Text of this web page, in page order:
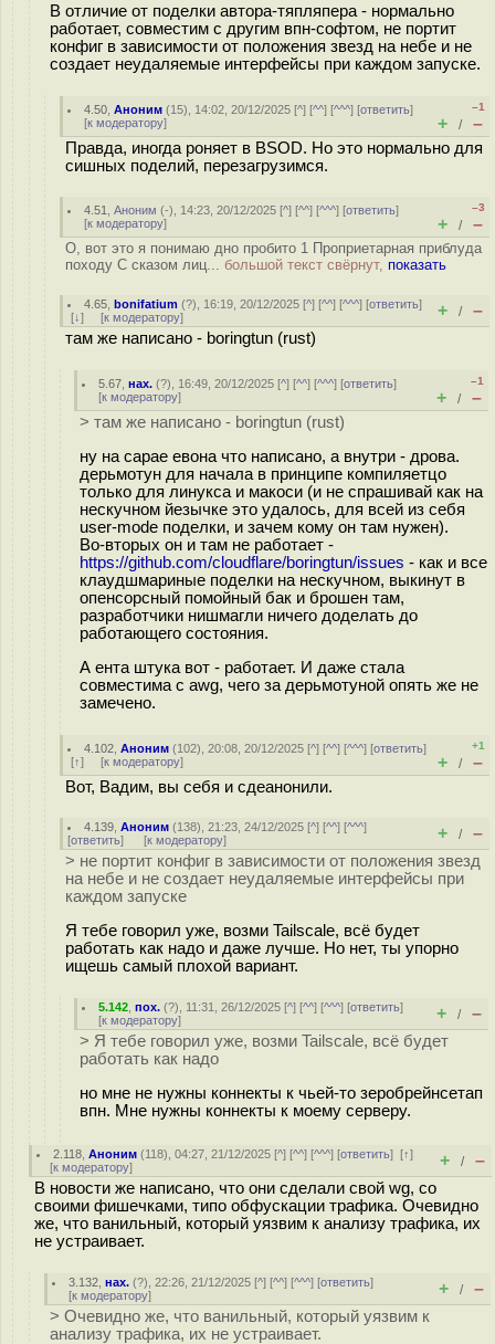
В отличие от поделки автора-тяпляпера - нормально
работает, совместим с другим впн-софтом, не портит
конфиг в зависимости от положения звезд на небе и не
создает неудаляемые интерфейсы при каждом запуске.
4.50 ,Аноним (15), 14:02, 20/12/2025 [^] [^^] [^^^] [ответить]
[к модератору]
–1
+ / –
Правда, иногда роняет в BSOD. Но это нормально для
сишных поделий, перезагрузимся.
4.51 ,Аноним (-), 14:23, 20/12/2025 [^] [^^] [^^^] [ответить]
[к модератору]
–3
+ / –
О, вот это я понимаю дно пробито 1 Проприетарная приблуда
походу С сказом лиц... большой текст свёрнут, показать
4.65 ,bonifatium (?), 16:19, 20/12/2025 [^] [^^] [^^^] [ответить]
[↓] [к модератору] + / –
там же написано - boringtun (rust)
5.67 ,нах. (?), 16:49, 20/12/2025 [^] [^^] [^^^] [ответить]
[к модератору]
–1
+ / –
> там же написано - boringtun (rust)
ну на сарае евона что написано, а внутри - дрова.
дерьмотун для начала в принципе компиляетцо
только для линукса и макоси (и не спрашивай как на
нескучном йезычке это удалось, для всей из себя
user-mode поделки, и зачем кому он там нужен).
Во-вторых он и там не работает -
https://github.com/cloudflare/boringtun/issues - как и все
клаудшмариные поделки на нескучном, выкинут в
опенсорсный помойный бак и брошен там,
разработчики нишмагли ничего доделать до
работающего состояния.
А ента штука вот - работает. И даже стала
совместима с awg, чего за дерьмотуной опять же не
замечено.
4.102 ,Аноним (102), 20:08, 20/12/2025 [^] [^^] [^^^] [ответить]
[↑] [к модератору]
+1
+ / –
Вот, Вадим, вы себя и сдеанонили.
4.139 ,Аноним (138), 21:23, 24/12/2025 [^] [^^] [^^^]
[ответить] [к модератору] + / –
> не портит конфиг в зависимости от положения звезд
на небе и не создает неудаляемые интерфейсы при
каждом запуске
Я тебе говорил уже, возми Tailscale, всё будет
работать как надо и даже лучше. Но нет, ты упорно
ищешь самый плохой вариант.
5.142 ,пох. (?), 11:31, 26/12/2025 [^] [^^] [^^^] [ответить]
[к модератору] + / –
> Я тебе говорил уже, возми Tailscale, всё будет
работать как надо
но мне не нужны коннекты к чьей-то зеробрейнсетап
впн. Мне нужны коннекты к моему серверу.
2.118 ,Аноним (118), 04:27, 21/12/2025 [^] [^^] [^^^] [ответить][↑]
[к модератору] + / –
В новости же написано, что они сделали свой wg, со
своими фишечками, типо обфускации трафика. Очевидно
же, что ванильный, который уязвим к анализу трафика, их
не устраивает.
3.132 ,нах. (?), 22:26, 21/12/2025 [^] [^^] [^^^] [ответить]
[к модератору] + / –
> Очевидно же, что ванильный, который уязвим к
анализу трафика, их не устраивает.